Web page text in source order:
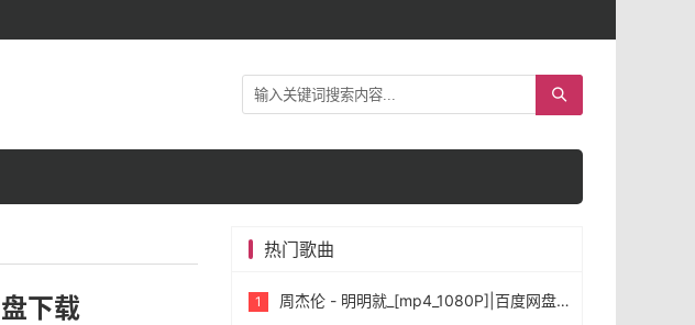
下载
热门歌曲
周杰伦 - 明明就_[mp4_1080P]|百度网盘下载